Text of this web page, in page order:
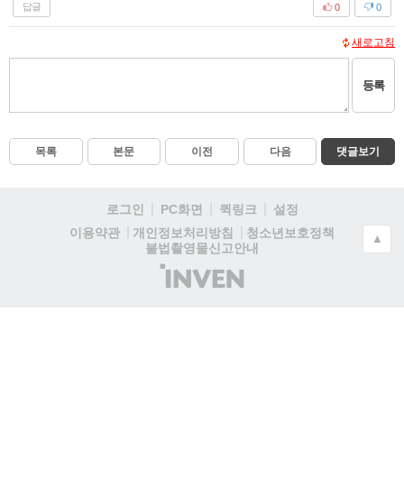
답글 0
0
새로고침
등록
목록 본문 이전 다음 댓글보기
로그인 PC화면 퀵링크
설정
이용약관
개인정보처리방침
청소년보호정책
불법촬영물신고안내
(주)
인
▲